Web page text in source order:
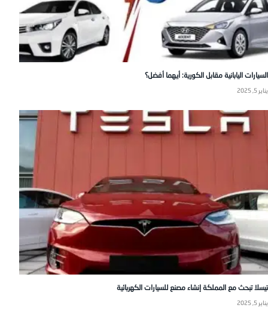
السيارات اليابانية مقابل الكورية: أيهما أفضل؟
يناير 5, 2025
تيسلا تبحث مع المملكة إنشاء مصنع للسيارات الكهربائية
يناير 5, 2025